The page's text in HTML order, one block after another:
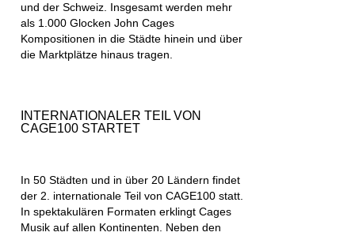
und der Schweiz. Insgesamt werden mehr
als 1.000 Glocken John Cages
Kompositionen in die Städte hinein und über
die Marktplätze hinaus tragen.
INTERNATIONALER TEIL VON
CAGE100 STARTET
In 50 Städten und in über 20 Ländern findet
der 2. internationale Teil von CAGE100 statt.
In spektakulären Formaten erklingt Cages
Musik auf allen Kontinenten. Neben den